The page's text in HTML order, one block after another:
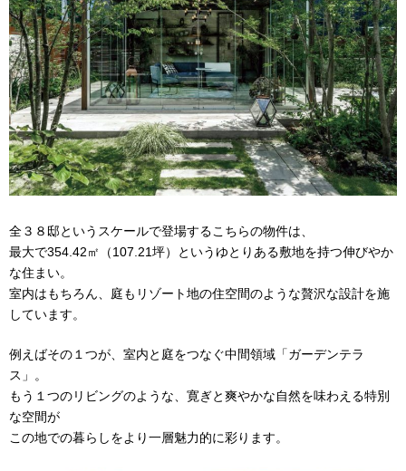
全３８邸というスケールで登場するこちらの物件は、
最大で354.42㎡（107.21坪）というゆとりある敷地を持つ伸びやか
な住まい。
室内はもちろん、庭もリゾート地の住空間のような贅沢な設計を施
しています。
例えばその１つが、室内と庭をつなぐ中間領域「ガーデンテラ
ス」。
もう１つのリビングのような、寛ぎと爽やかな自然を味わえる特別
な空間が
この地での暮らしをより一層魅力的に彩ります。